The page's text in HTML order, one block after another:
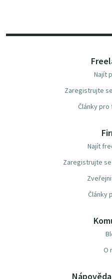
Najít
Zaregistrujte
Články
Najít
Zaregistrujte
Články
O